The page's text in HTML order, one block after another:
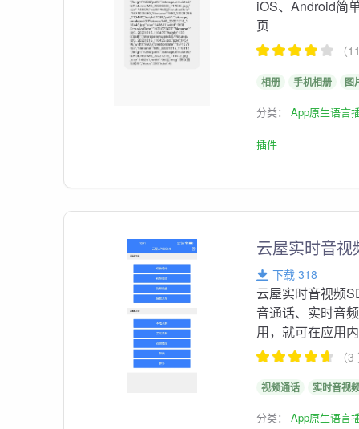
iOS、Android简
页
（
相册 手机相册 图
分类：App原生语言
插件
云屋实时音视
下载 318
云屋实时音视频
音通话、实时音
用，就可在应用
（
视频通话 实时音视
分类：App原生语言